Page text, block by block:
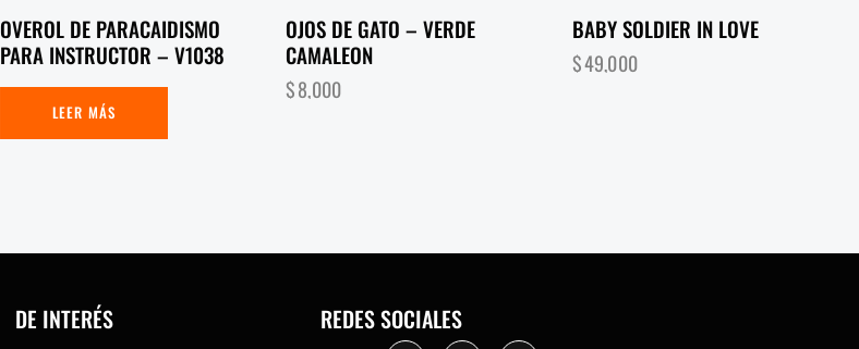
OVEROL DE PARACAIDISMO
PARA INSTRUCTOR – V1038
LEER MÁS
OJOS DE GATO – VERDE
CAMALEON
$8,000
BABY SOLDIER IN LOVE
$49,000
DE INTERÉS REDES SOCIALES